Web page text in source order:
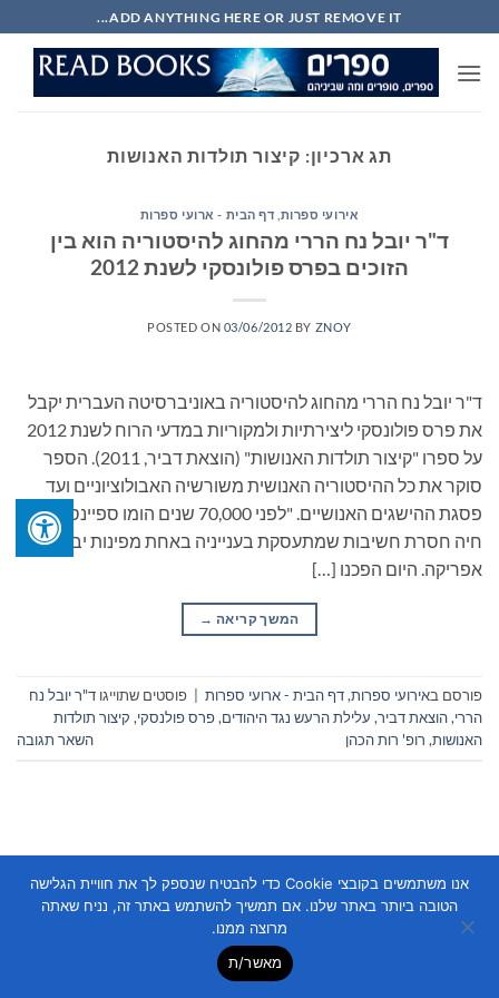
to
content
ADD ANYTHING HERE OR JUST REMOVE IT...
תג ארכיון: קיצור תולדות האנושות
אירועי ספרות דף הבית - ארועי ספרות
ד"ר יובל נח הררי מהחוג להיסטוריה הוא בין
הזוכים בפרס פולונסקי לשנת 2012
POSTED ON 03/06/2012 BY ZNOY
ד"ר יובל נח הררי מהחוג להיסטוריה באוניברסיטה העברית יקבל
את פרס פולונסקי ליצירתיות ולמקוריות במדעי הרוח לשנת 2012
על ספרו "קיצור תולדות האנושות" (הוצאת דביר, 2011). הספר
סוקר את כל ההיסטוריה האנושית משורשיה האבולוציוניים ועד
פסגת ההישגים האנושיים. "לפני 70,000 שנים הומו ספיינס היה
חיה חסרת חשיבות שמתעסקת בענייניה באחת מפינות יבשת
אפריקה. היום הפכנו […]
המשך קריאה →
פורסם באירועי ספרות,דף הבית - ארועי ספרות פוסטים שתוייגו ד"ר יובל נח
הררי,הוצאת דביר, עלילת הרעש נגד היהודים,פרס פולנסקי, קיצור תולדות
האנושות, רופ' רות הכהן השאר תגובה
Copyright 2026 ©
אנו משתמשים בקובצי Cookie כדי להבטיח שנספק לך את חוויית הגלישה
הטובה ביותר באתר שלנו. אם תמשיך להשתמש באתר זה, נניח שאתה
מרוצה ממנו.
מאשר/ת